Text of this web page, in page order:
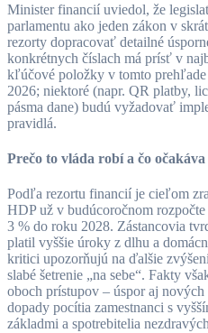
Minister financií uviedol, že
parlamentu ako jeden zákon v
rezorty dopracovať detailné
konkrétnych číslach má prísť v
kľúčové položky v tomto
2026; niektoré (napr. QR platby,
pásma dane) budú vyžadovať
pravidlá.
Prečo to vláda robí a čo očakáva
Podľa rezortu financií je cieľom
HDP už v budúcoročnom
3 % do roku 2028. Zástancovia
platil vyššie úroky z dlhu a
kritici upozorňujú na ďalšie
slabé šetrenie „na sebe“. Fakty
oboch prístupov – úspor aj
dopady pocítia zamestnanci s
základmi a spotrebitelia